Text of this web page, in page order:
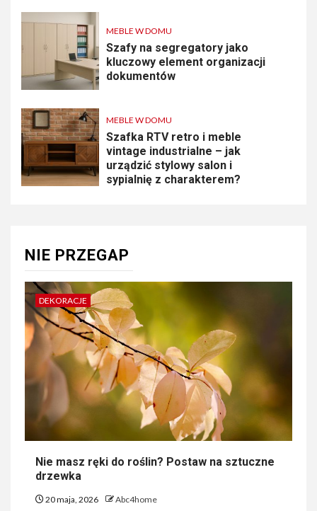
MEBLE W DOMU
Szafy na segregatory jako
kluczowy element organizacji
dokumentów
MEBLE W DOMU
Szafka RTV retro i meble
vintage industrialne – jak
urządzić stylowy salon i
sypialnię z charakterem?
NIE PRZEGAP
DEKORACJE
Nie masz ręki do roślin? Postaw na sztuczne
drzewka
20 maja, 2026 Abc4home